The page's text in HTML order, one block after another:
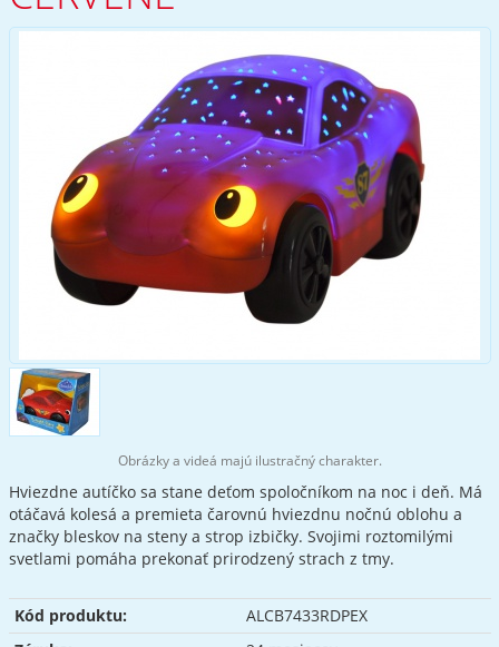
Obrázky a videá majú ilustračný charakter.
Hviezdne autíčko sa stane deťom spoločníkom na noc i deň. Má
otáčavá kolesá a premieta čarovnú hviezdnu nočnú oblohu a
značky bleskov na steny a strop izbičky. Svojimi roztomilými
svetlami pomáha prekonať prirodzený strach z tmy.
Kód produktu:
ALCB7433RDPEX